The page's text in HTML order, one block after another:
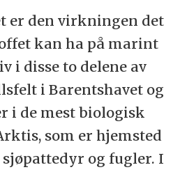
er den virkningen det
kan ha på marint
i disse to delene av
i Barentshavet og
i de mest biologisk
som er hjemsted
og fugler. I